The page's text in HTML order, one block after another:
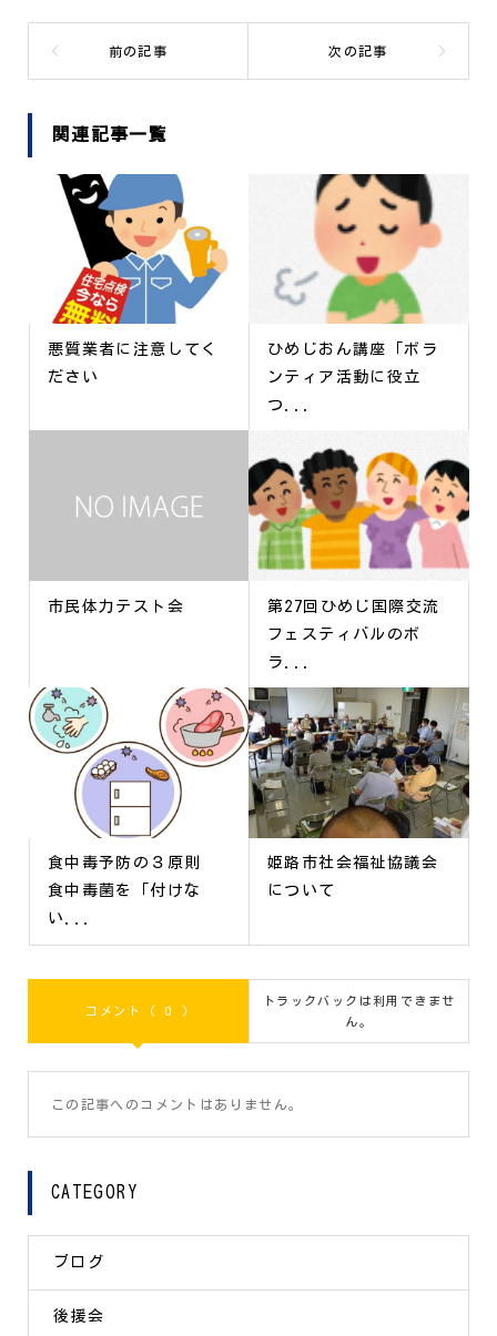
関連記事一覧
悪質業者に注意してく
ださい
ひめじおん講座「ボラ
ンティア活動に役立
つ...
市民体力テスト会
第27回ひめじ国際交流
フェスティバルのボ
ラ...
食中毒予防の３原則
食中毒菌を「付けな
い...
姫路市社会福祉協議会
について
コメント ( 0 )
トラックバックは利用できませ
ん。
この記事へのコメントはありません。
CATEGORY
ブログ
後援会